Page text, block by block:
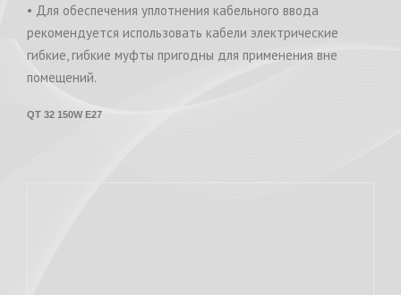
• Для обеспечения уплотнения кабельного ввода
рекомендуется использовать кабели электрические
гибкие, гибкие муфты пригодны для применения вне
помещений.
QT 32 150W E27